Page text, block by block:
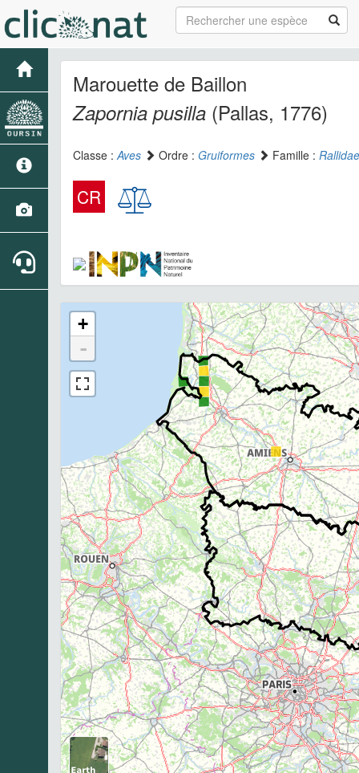
Marouette de Baillon
Zapornia pusilla (Pallas, 1776)
Classe :Aves Ordre : Gruiformes Famille : Rallidae
CR
+
-